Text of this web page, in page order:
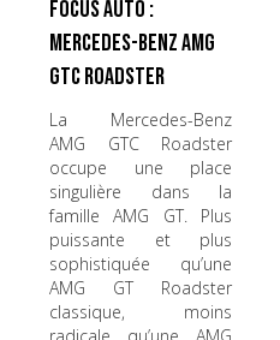
Focus Auto :
Mercedes-Benz AMG
GTC Roadster
La Mercedes-Benz
AMG GTC Roadster
occupe une place
singulière dans la
famille AMG GT. Plus
puissante et plus
sophistiquée qu’une
AMG GT Roadster
classique, moins